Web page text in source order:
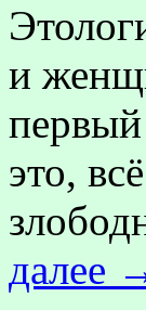
и
это,
далее